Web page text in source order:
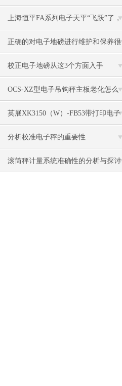
上海恒平FA系列电子天平“飞跃”了，
新款上市，老款*
正确的对电子地磅进行维护和保养很
有必要
校正电子地磅从这3个方面入手
OCS-XZ型电子吊钩秤主板老化怎么
办？
英展XK3150（W）-FB53带打印电子
地磅
分析校准电子秤的重要性
滚筒秤计量系统准确性的分析与探讨​